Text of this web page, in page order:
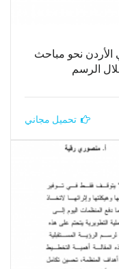
الأردن نحو مباحث
الرسم
تحميل مجاني